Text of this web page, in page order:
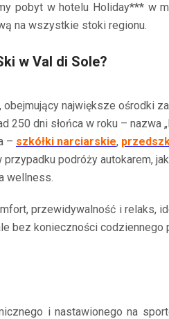
pobyt w hotelu Holiday*** w
na wszystkie stoki regionu.
w Val di Sole?
obejmujący największe ośrodki
250 dni słońca w roku – nazwa
– szkółki narciarskie,
podróży autokarem,
wellness.
przewidywalność i relaks,
bez konieczności codziennego
i nastawionego na